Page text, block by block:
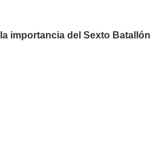
importancia del Sexto Batallón